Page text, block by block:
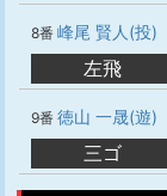
8番 峰尾 賢人(投)
左飛
9番 徳山 一晟(遊)
三ゴ